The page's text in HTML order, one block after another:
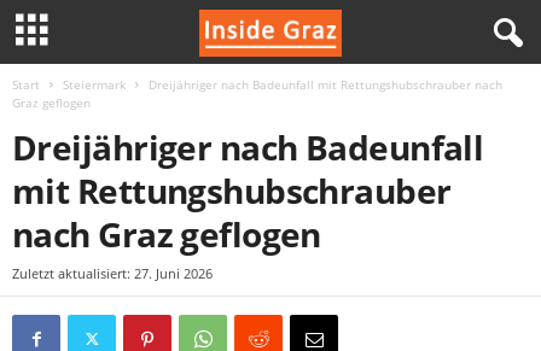
Start Steiermark
Dreijähriger nach Badeunfall mit Rettungshubschrauber nach
Graz geflogen
Dreijähriger nach Badeunfall
mit Rettungshubschrauber
nach Graz geflogen
Zuletzt aktualisiert: 27. Juni 2026